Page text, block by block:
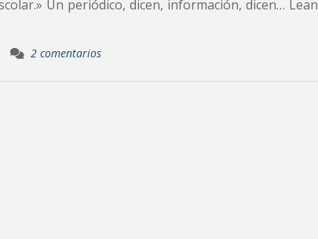
Un periódico, dicen, información, dicen… Lean
2 comentarios